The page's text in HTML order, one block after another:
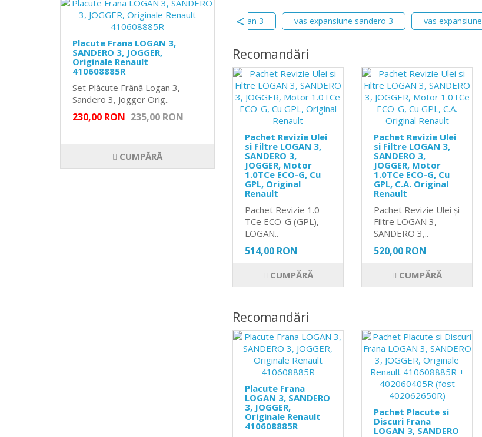
Placute Frana LOGAN 3,
SANDERO 3, JOGGER,
Originale Renault
410608885R
Set Plăcute Frână Logan 3,
Sandero 3, Jogger Orig..
230,00 RON 235,00 RON
CUMPĂRĂ
217108864R vas expansiune logan 3 vas expansiune sandero 3 vas expansiune
Recomandări
Pachet Revizie Ulei
si Filtre LOGAN 3,
SANDERO 3,
JOGGER, Motor
1.0TCe ECO-G, Cu
GPL, Original
Renault
Pachet Revizie 1.0
TCe ECO-G (GPL),
LOGAN..
514,00 RON
CUMPĂRĂ
Pachet Revizie Ulei
si Filtre LOGAN 3,
SANDERO 3,
JOGGER, Motor
1.0TCe ECO-G, Cu
GPL, C.A. Original
Renault
Pachet Revizie Ulei și
Filtre LOGAN 3,
SANDERO 3,..
520,00 RON
CUMPĂRĂ
Recomandări
Placute Frana
LOGAN 3, SANDERO
3, JOGGER,
Originale Renault
410608885R
Pachet Placute si
Discuri Frana
LOGAN 3, SANDERO